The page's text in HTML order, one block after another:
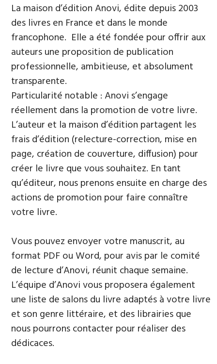
La maison d’édition Anovi, édite depuis 2003
des livres en France et dans le monde
francophone. Elle a été fondée pour offrir aux
auteurs une proposition de publication
professionnelle, ambitieuse, et absolument
transparente.
Particularité notable : Anovi s’engage
réellement dans la promotion de votre livre.
L’auteur et la maison d’édition partagent les
frais d’édition (relecture-correction, mise en
page, création de couverture, diffusion) pour
créer le livre que vous souhaitez. En tant
qu’éditeur, nous prenons ensuite en charge des
actions de promotion pour faire connaître
votre livre.
Vous pouvez envoyer votre manuscrit, au
format PDF ou Word, pour avis par le comité
de lecture d’Anovi, réunit chaque semaine.
L’équipe d’Anovi vous proposera également
une liste de salons du livre adaptés à votre livre
et son genre littéraire, et des librairies que
nous pourrons contacter pour réaliser des
dédicaces.